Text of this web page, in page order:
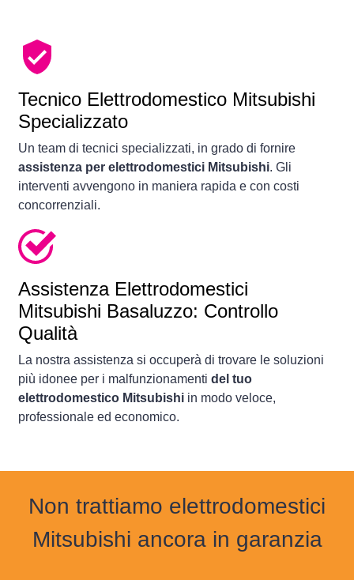
Tecnico Elettrodomestico Mitsubishi
Specializzato
Un team di tecnici specializzati, in grado di fornire
assistenza per elettrodomestici Mitsubishi. Gli
interventi avvengono in maniera rapida e con costi
concorrenziali.
Assistenza Elettrodomestici
Mitsubishi Basaluzzo: Controllo
Qualità
La nostra assistenza si occuperà di trovare le soluzioni
più idonee per i malfunzionamenti del tuo
elettrodomestico Mitsubishi in modo veloce,
professionale ed economico.
Non trattiamo elettrodomestici
Mitsubishi ancora in garanzia